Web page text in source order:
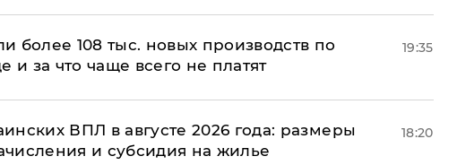
более 108 тыс. новых производств по
и за что чаще всего не платят
19:35
ВПЛ в августе 2026 года: размеры
и субсидия на жилье
18:20